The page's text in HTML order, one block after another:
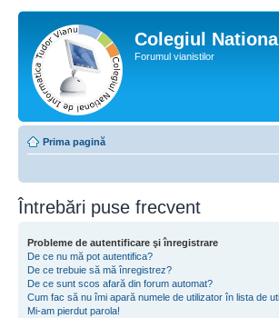
Colegiul
Forumul vianistilor
Prima pagină
Întrebări puse frecvent
Probleme de autentificare şi înregistrare
De ce nu mă pot autentifica?
De ce trebuie să mă înregistrez?
De ce sunt scos afară din forum automat?
Cum fac să nu îmi apară numele de utilizator în lista de
Mi-am pierdut parola!